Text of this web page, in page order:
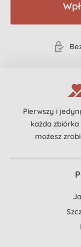
Pierwszy i
każda
możesz